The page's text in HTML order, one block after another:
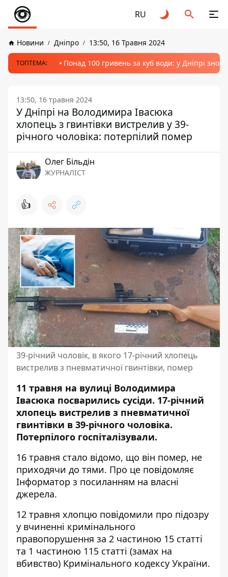
RU
Новини Дніпро 13:50, 16 Травня 2024
ТОПТЕМА: Понад 100 гривень за куб води: у Дніпрі
13:50, 16 травня 2024
У Дніпрі на Володимира Івасюка
хлопець з гвинтівки вистрелив у 39-
річного чоловіка: потерпілий помер
Олег Більдін
ЖУРНАЛІСТ
👍
39-річний чоловік, в якого 17-річний хлопець
вистрелив з пневматичної гвинтівки, помер
11 травня на вулиці Володимира
Івасюка посварились сусіди. 17-річний
хлопець вистрелив з пневматичної
гвинтівки в 39-річного чоловіка.
Потерпілого госпіталізували.
16 травня стало відомо, що він помер, не
приходячи до тями. Про це повідомляє
Інформатор з посиланням на власні
джерела.
12 травня хлопцю повідомили про підозру
у вчиненні кримінального
правопорушення за 2 частиною 15 статті
та 1 частиною 115 статті (замах на
вбивство) Кримінального кодексу України.